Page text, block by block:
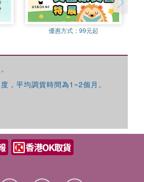
優惠方式：99元起
，平均調貨時間為1~2個月。